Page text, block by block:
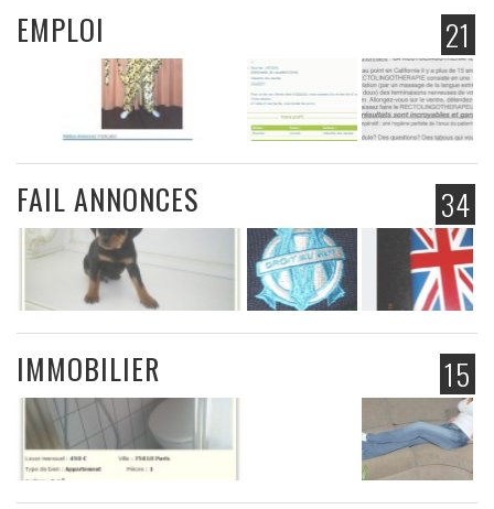
21
EMPLOI
34
FAIL ANNONCES
15
IMMOBILIER